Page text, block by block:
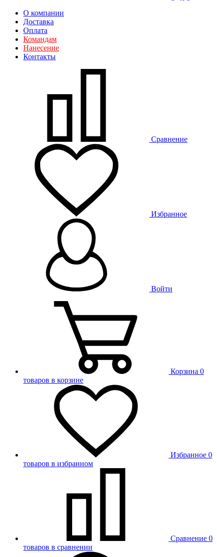
О компании
Доставка
Оплата
Командам
Нанесение
Контакты
Сравнение
Избранное
Войти
Корзина 0
товаров в корзине
Избранное 0
товаров в избранном
Сравнение 0
товаров в сравнении